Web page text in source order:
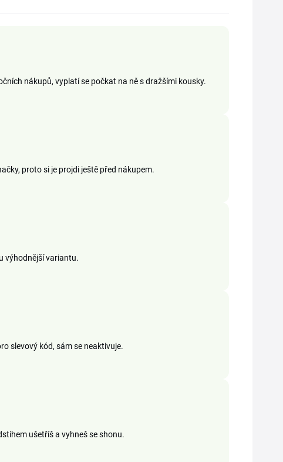
nákupů, vyplatí se počkat na ně s dražšími kousky.
proto si je projdi ještě před nákupem.
výhodnější variantu.
slevový kód, sám se neaktivuje.
ušetříš a vyhneš se shonu.